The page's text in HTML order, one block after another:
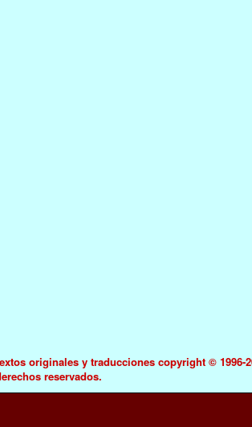
originales y traducciones copyright © 1996-
reservados.